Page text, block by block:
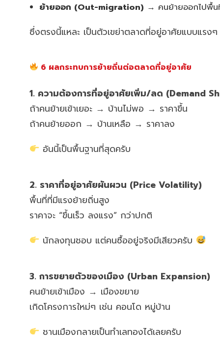
ย้ายออก (Out-migration) → คนย้ายออกไปพื้น
ซึ่งตรงนี้แหละ เป็นตัวเขย่าตลาดที่อยู่อาศัยแบบแรง
6 ผลกระทบการย้ายถิ่นต่อตลาดที่อยู่อาศัย
1. ความต้องการที่อยู่อาศัยเพิ่ม/ลด (Demand
ถ้าคนย้ายเข้าเยอะ → บ้านไม่พอ → ราคาขึ้น
ถ้าคนย้ายออก → บ้านเหลือ → ราคาลง
อันนี้เป็นพื้นฐานที่สุดครับ
2. ราคาที่อยู่อาศัยผันผวน (Price Volatility)
พื้นที่ที่มีแรงย้ายถิ่นสูง
ราคาจะ “ขึ้นเร็ว ลงแรง” กว่าปกติ
นักลงทุนชอบ แต่คนซื้ออยู่จริงมีเสียวครับ
3. การขยายตัวของเมือง (Urban Expansion)
คนย้ายเข้าเมือง → เมืองขยาย
เกิดโครงการใหม่ๆ เช่น คอนโด หมู่บ้าน
ชานเมืองกลายเป็นทำเลทองได้เลยครับ